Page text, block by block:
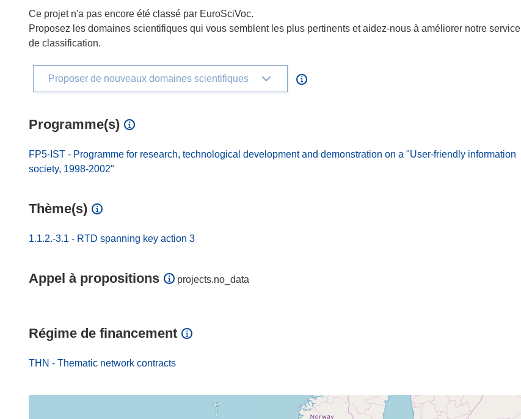
Ce projet n'a pas encore été classé par EuroSciVoc.
Proposez les domaines scientifiques qui vous semblent les plus pertinents et aidez-nous à améliorer notre service
de classification.
Proposer de nouveaux domaines scientifiques
Programme(s)
FP5-IST - Programme for research, technological development and demonstration on a "User-friendly information
society, 1998-2002"
Thème(s)
1.1.2.-3.1 - RTD spanning key action 3
Appel à propositions projects.no_data
Régime de financement
THN - Thematic network contracts